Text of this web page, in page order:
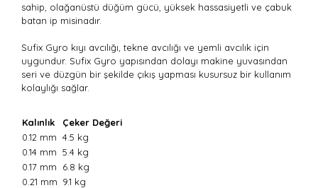
sahip, olağanüstü düğüm gücü, yüksek hassasiyetli ve çabuk
batan ip misinadır.
Sufix Gyro kıyı avcılığı, tekne avcılığı ve yemli avcılık için
uygundur. Sufix Gyro yapısından dolayı makine yuvasından
seri ve düzgün bir şekilde çıkış yapması kusursuz bir kullanım
kolaylığı sağlar.
Kalınlık
Çeker Değeri
0.12 mm 4.5 kg
0.14 mm 5.4 kg
0.17 mm
6.8 kg
0.21 mm 9.1 kg